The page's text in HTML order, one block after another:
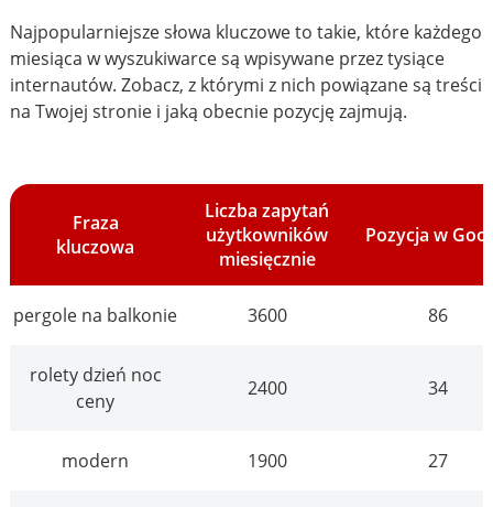
Najpopularniejsze słowa kluczowe to takie, które każdego
miesiąca w wyszukiwarce są wpisywane przez tysiące
internautów. Zobacz, z którymi z nich powiązane są treści
na Twojej stronie i jaką obecnie pozycję zajmują.
Fraza
kluczowa
Liczba zapytań
użytkowników
miesięcznie
Pozycja w
pergole na balkonie 3600 86
rolety dzień noc
ceny
2400 34
modern 1900 27